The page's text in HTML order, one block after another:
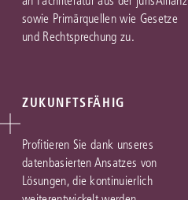
sowie Primärquellen wie Gesetze
und Rechtsprechung zu.
ZUKUNFTSFÄHIG
Profitieren Sie dank unseres
datenbasierten Ansatzes von
Lösungen, die kontinuierlich